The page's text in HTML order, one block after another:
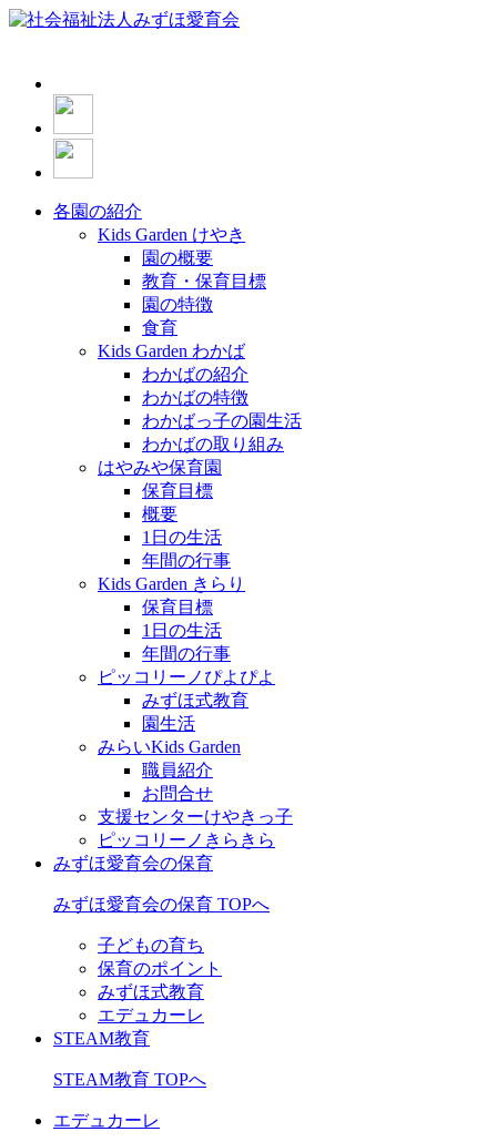
各園の紹介
Kids Garden けやき
園の概要
教育・保育目標
園の特徴
食育
Kids Garden わかば
わかばの紹介
わかばの特徴
わかばっ子の園生活
わかばの取り組み
はやみや保育園
保育目標
概要
1日の生活
年間の行事
Kids Garden きらり
保育目標
1日の生活
年間の行事
ピッコリーノぴよぴよ
みずほ式教育
園生活
みらいKids Garden
職員紹介
お問合せ
支援センターけやきっ子
ピッコリーノきらきら
みずほ愛育会の保育
みずほ愛育会の保育 TOPへ
子どもの育ち
保育のポイント
みずほ式教育
エデュカーレ
STEAM教育
STEAM教育 TOPへ
エデュカーレ